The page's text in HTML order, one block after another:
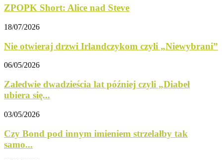
ZPOPK Short: Alice nad Steve
18/07/2026
Nie otwieraj drzwi Irlandczykom czyli „Niewybrani”
06/05/2026
Zaledwie dwadzieścia lat później czyli „Diabeł
ubiera się...
03/05/2026
Czy Bond pod innym imieniem strzelałby tak
samo...